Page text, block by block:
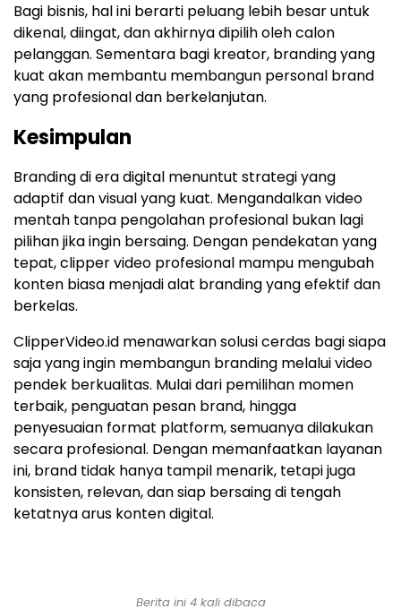
Bagi bisnis, hal ini berarti peluang lebih besar untuk
dikenal, diingat, dan akhirnya dipilih oleh calon
pelanggan. Sementara bagi kreator, branding yang
kuat akan membantu membangun personal brand
yang profesional dan berkelanjutan.
Kesimpulan
Branding di era digital menuntut strategi yang
adaptif dan visual yang kuat. Mengandalkan video
mentah tanpa pengolahan profesional bukan lagi
pilihan jika ingin bersaing. Dengan pendekatan yang
tepat, clipper video profesional mampu mengubah
konten biasa menjadi alat branding yang efektif dan
berkelas.
ClipperVideo.id menawarkan solusi cerdas bagi siapa
saja yang ingin membangun branding melalui video
pendek berkualitas. Mulai dari pemilihan momen
terbaik, penguatan pesan brand, hingga
penyesuaian format platform, semuanya dilakukan
secara profesional. Dengan memanfaatkan layanan
ini, brand tidak hanya tampil menarik, tetapi juga
konsisten, relevan, dan siap bersaing di tengah
ketatnya arus konten digital.
Berita ini 4 kali dibaca